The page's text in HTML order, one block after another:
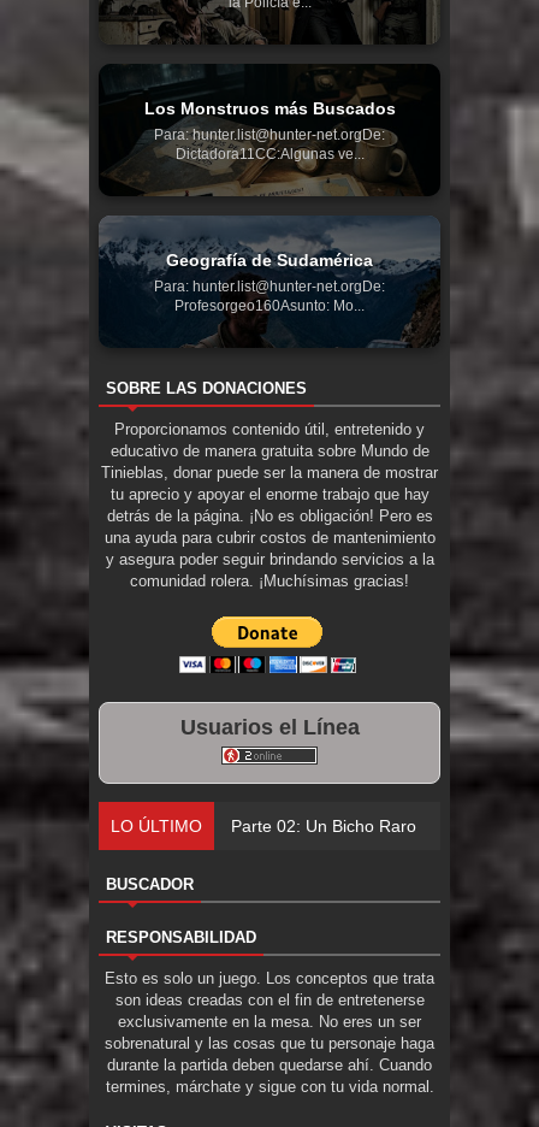
Los Monstruos más Buscados
Para: hunter.list@hunter-net.orgDe:
Dictadora11CC:Algunas ve...
Geografía de Sudamérica
Para: hunter.list@hunter-net.orgDe:
Profesorgeo160Asunto: Mo...
SOBRE LAS DONACIONES
Proporcionamos contenido útil, entretenido y
educativo de manera gratuita sobre Mundo de
Tinieblas, donar puede ser la manera de mostrar
tu aprecio y apoyar el enorme trabajo que hay
detrás de la página. ¡No es obligación! Pero es
una ayuda para cubrir costos de mantenimiento
y asegura poder seguir brindando servicios a la
comunidad rolera. ¡Muchísimas gracias!
Usuarios el Línea
LO ÚLTIMO Parte 02: Un Bicho Raro
BUSCADOR
RESPONSABILIDAD
Esto es solo un juego. Los conceptos que trata
son ideas creadas con el fin de entretenerse
exclusivamente en la mesa. No eres un ser
sobrenatural y las cosas que tu personaje haga
durante la partida deben quedarse ahí. Cuando
termines, márchate y sigue con tu vida normal.